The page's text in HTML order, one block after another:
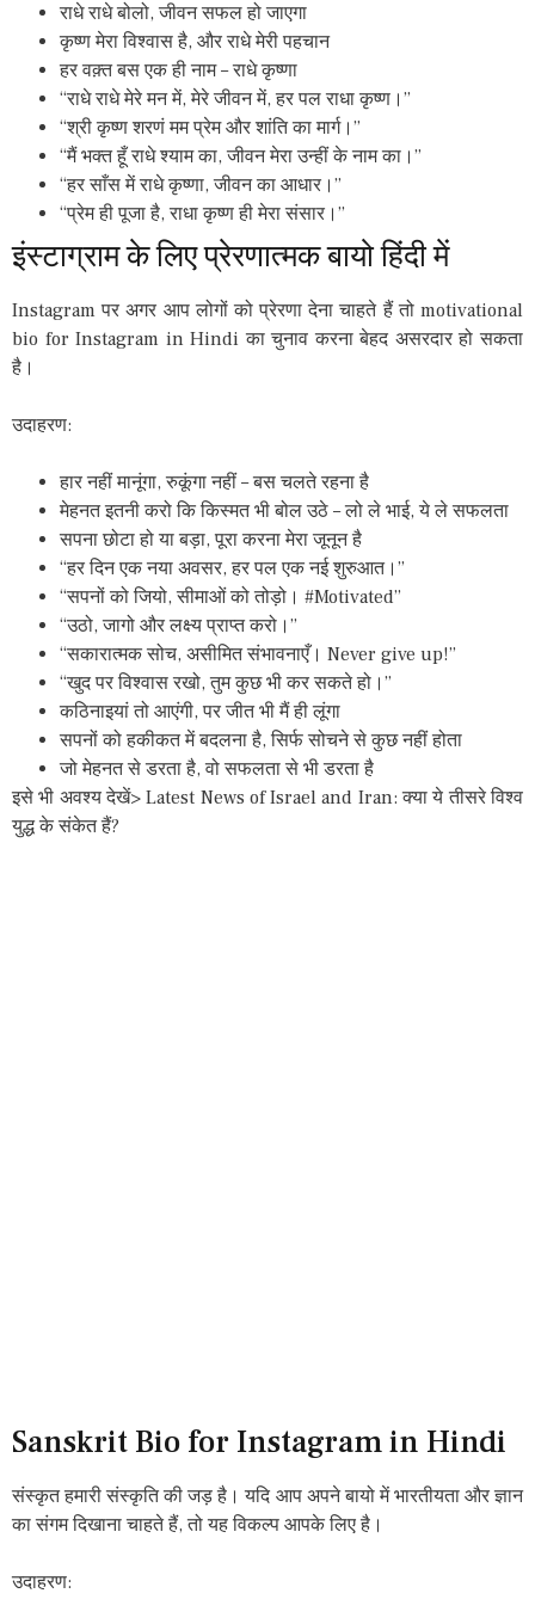
राधे राधे बोलो, जीवन सफल हो जाएगा
कृष्ण मेरा विश्वास है, और राधे मेरी पहचान
हर वक़्त बस एक ही नाम – राधे कृष्णा
“राधे राधे मेरे मन में, मेरे जीवन में, हर पल राधा कृष्ण।”
“श्री कृष्ण शरणं मम प्रेम और शांति का मार्ग।”
“मैं भक्त हूँ राधे श्याम का, जीवन मेरा उन्हीं के नाम का।”
“हर साँस में राधे कृष्णा, जीवन का आधार।”
“प्रेम ही पूजा है, राधा कृष्ण ही मेरा संसार।”
इंस्टाग्राम के लिए प्रेरणात्मक बायो हिंदी में
Instagram पर अगर आप लोगों को प्रेरणा देना चाहते हैं तो motivational
bio for Instagram in Hindi का चुनाव करना बेहद असरदार हो सकता
है।
उदाहरण:
हार नहीं मानूंगा, रुकूंगा नहीं – बस चलते रहना है
मेहनत इतनी करो कि किस्मत भी बोल उठे – लो ले भाई, ये ले सफलता
सपना छोटा हो या बड़ा, पूरा करना मेरा जूनून है
“हर दिन एक नया अवसर, हर पल एक नई शुरुआत।”
“सपनों को जियो, सीमाओं को तोड़ो। #Motivated”
“उठो, जागो और लक्ष्य प्राप्त करो।”
“सकारात्मक सोच, असीमित संभावनाएँ। Never give up!”
“खुद पर विश्वास रखो, तुम कुछ भी कर सकते हो।”
कठिनाइयां तो आएंगी, पर जीत भी मैं ही लूंगा
सपनों को हकीकत में बदलना है, सिर्फ सोचने से कुछ नहीं होता
जो मेहनत से डरता है, वो सफलता से भी डरता है
इसे भी अवश्य देखें> Latest News of Israel and Iran: क्या ये तीसरे विश्व
युद्ध के संकेत हैं?
Sanskrit Bio for Instagram in Hindi
संस्कृत हमारी संस्कृति की जड़ है। यदि आप अपने बायो में भारतीयता और ज्ञान
का संगम दिखाना चाहते हैं, तो यह विकल्प आपके लिए है।
उदाहरण: